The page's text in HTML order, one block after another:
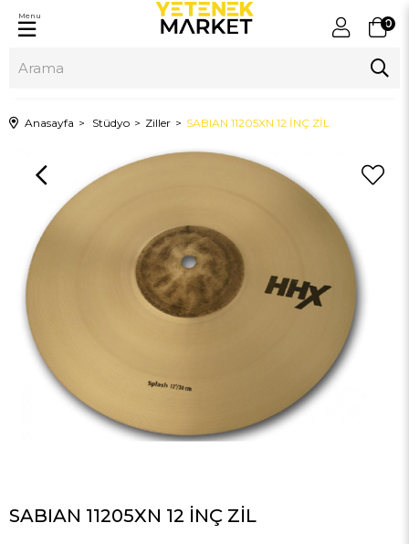
0
Menu
Anasayfa Stüdyo Ziller SABIAN 11205XN 12 İNÇ ZİL
SABIAN 11205XN 12 İNÇ ZİL